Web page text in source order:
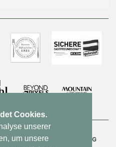
Cookies.
unserer
um unsere
DATENSCHUTZERKLÄRUNG